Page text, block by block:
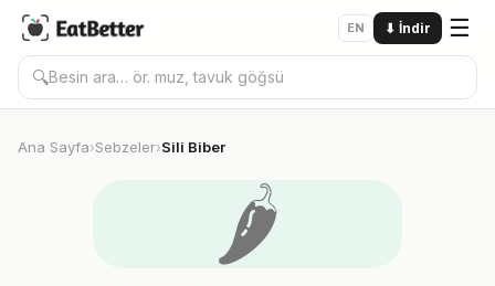
EN ⬇ İndir ☰
🔍
Ana Sayfa›Sebzeler›Sili Biber
🌶️